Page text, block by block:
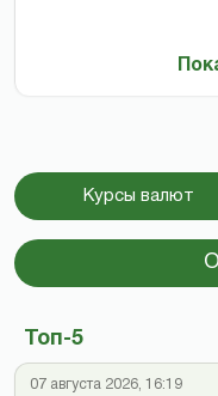
Курсы валют
Топ-5
07 августа 2026, 16:19